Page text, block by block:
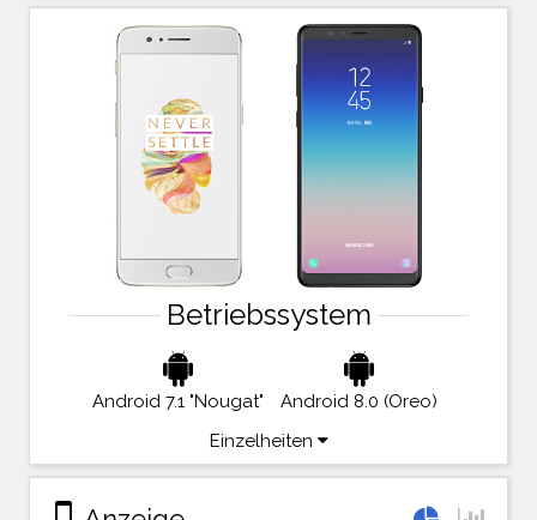
Betriebssystem
Android 7.1 "Nougat"
Android 8.0 (Oreo)
Einzelheiten
stay_primary_portrait